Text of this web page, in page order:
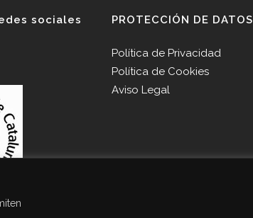
sociales PROTECCIÓN DE DATOS
Política de Privacidad
Política de Cookies
Aviso Legal